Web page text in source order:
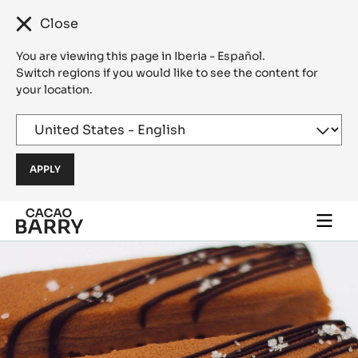
Close
You are viewing this page in Iberia - Español.
Switch regions if you would like to see the content for
your location.
Skip to main content
main